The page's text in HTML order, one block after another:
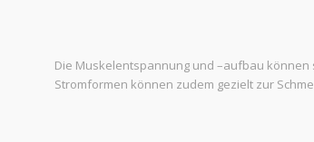
Die Muskelentspannung und –aufbau
Stromformen können zudem gezielt zur